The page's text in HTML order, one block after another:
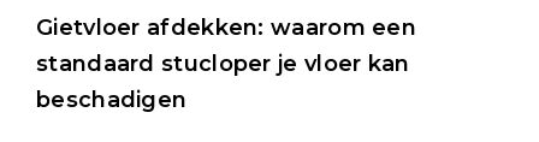
Gietvloer afdekken: waarom een
standaard stucloper je vloer kan
beschadigen